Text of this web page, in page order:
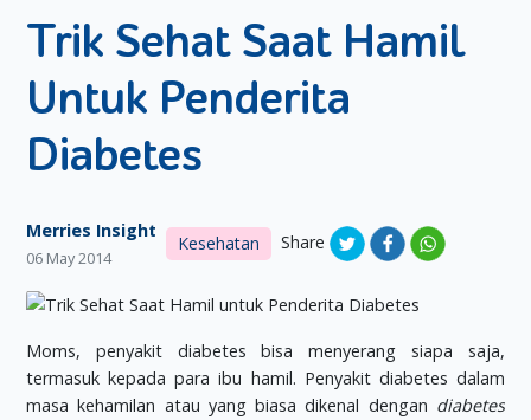
Trik Sehat Saat Hamil
Untuk Penderita
Diabetes
Merries Insight
06 May 2014
Kesehatan Share
Moms, penyakit diabetes bisa menyerang siapa saja,
termasuk kepada para ibu hamil. Penyakit diabetes dalam
masa kehamilan atau yang biasa dikenal dengan diabetes